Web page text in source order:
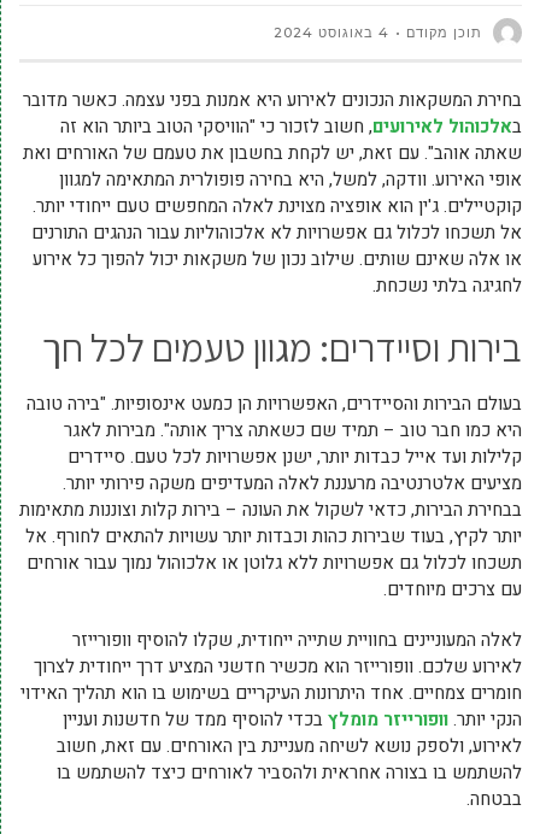
תוכן מקודם 4 באוגוסט 2024
בחירת המשקאות הנכונים לאירוע היא אמנות בפני עצמה. כאשר מדובר
באלכוהול לאירועים, חשוב לזכור כי "הוויסקי הטוב ביותר הוא זה
שאתה אוהב". עם זאת, יש לקחת בחשבון את טעמם של האורחים ואת
אופי האירוע. וודקה, למשל, היא בחירה פופולרית המתאימה למגוון
קוקטיילים. ג'ין הוא אופציה מצוינת לאלה המחפשים טעם ייחודי יותר.
אל תשכחו לכלול גם אפשרויות לא אלכוהוליות עבור הנהגים התורנים
או אלה שאינם שותים. שילוב נכון של משקאות יכול להפוך כל אירוע
לחגיגה בלתי נשכחת.
בירות וסיידרים: מגוון טעמים לכל חך
בעולם הבירות והסיידרים, האפשרויות הן כמעט אינסופיות. "בירה טובה
היא כמו חבר טוב – תמיד שם כשאתה צריך אותה". מבירות לאגר
קלילות ועד אייל כבדות יותר, ישנן אפשרויות לכל טעם. סיידרים
מציעים אלטרנטיבה מרעננת לאלה המעדיפים משקה פירותי יותר.
בבחירת הבירות, כדאי לשקול את העונה – בירות קלות וצוננות מתאימות
יותר לקיץ, בעוד שבירות כהות וכבדות יותר עשויות להתאים לחורף. אל
תשכחו לכלול גם אפשרויות ללא גלוטן או אלכוהול נמוך עבור אורחים
עם צרכים מיוחדים.
לאלה המעוניינים בחוויית שתייה ייחודית, שקלו להוסיף וופורייזר
לאירוע שלכם. וופורייזר הוא מכשיר חדשני המציע דרך ייחודית לצרוך
חומרים צמחיים. אחד היתרונות העיקריים בשימוש בו הוא תהליך האידוי
הנקי יותר.וופורייזר מומלץבכדי להוסיף ממד של חדשנות ועניין
לאירוע, ולספק נושא לשיחה מעניינת בין האורחים. עם זאת, חשוב
להשתמש בו בצורה אחראית ולהסביר לאורחים כיצד להשתמש בו
בבטחה.